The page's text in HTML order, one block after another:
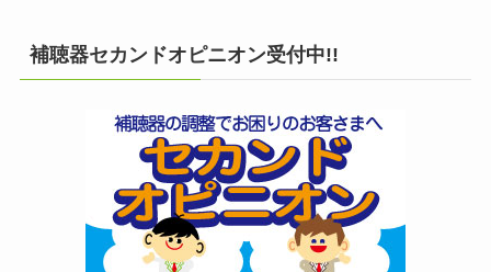
補聴器セカンドオピニオン受付中!!